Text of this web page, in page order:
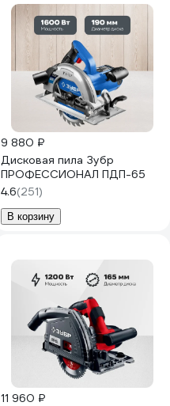
9 880 ₽
Дисковая пила Зубр
ПРОФЕССИОНАЛ ПДП-65
4.6(251)
В корзину
11 960 ₽